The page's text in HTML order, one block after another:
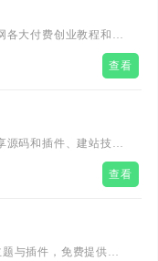
大付费创业教程和创
含自媒体，拼多多，
频抖音快手等，副业创
查看
源码和插件、建站技
站。
查看
与插件，免费提供优